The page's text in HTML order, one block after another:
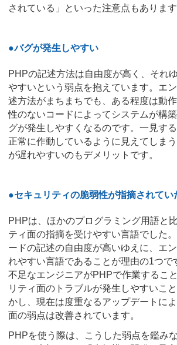
されている」といった注意点もあります
●バグが発生しやすい
PHPの記述方法は自由度が高く、それ
やすいという弱点を抱えています。エ
述方法がまちまちでも、ある程度は動
性のないコードによってシステムが構
グが発生しやすくなるのです。一見す
正常に作動しているように見えてしま
が遅れやすいのもデメリットです。
●セキュリティの脆弱性が指摘されてい
PHPは、ほかのプログラミング用語と
ティ面の指摘を受けやすい言語でした
ードの記述の自由度が高いゆえに、エ
れやすい言語であることが理由の1つで
不足なエンジニアがPHPで作業するこ
リティ面のトラブルが発生しやすいこ
かし、現在は度重なるアップデートに
面の弱点は改善されています。
PHPを使う際は、こうした弱点を鑑み